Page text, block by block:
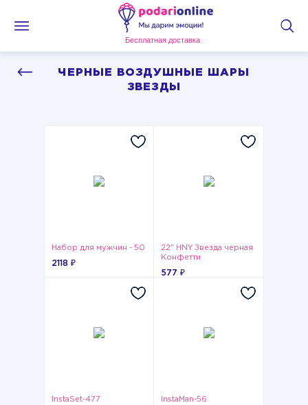
Бесплатная доставка
ЧЕРНЫЕ ВОЗДУШНЫЕ ШАРЫ
ЗВЕЗДЫ
Набор для мужчин - 50
2118 ₽
22" HNY Звезда черная
Конфетти
577 ₽
InstaSet-477 InstaMan-56